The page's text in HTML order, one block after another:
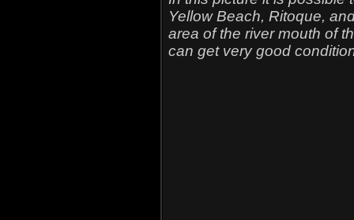
Yellow Beach, Ritoque,
area of the river mouth of
can get very good